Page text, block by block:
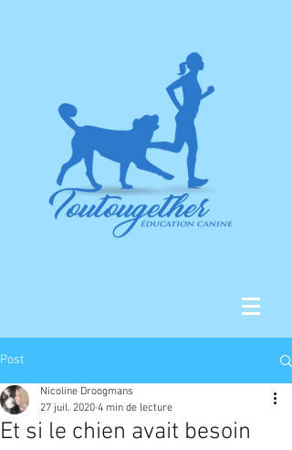
Post
Et si le chien avait besoin
Nicoline Droogmans
27 juil. 2020 4 min de lecture